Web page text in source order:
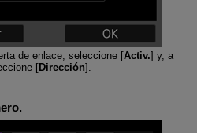
de enlace, seleccione [Activ.] y, a
[Dirección].